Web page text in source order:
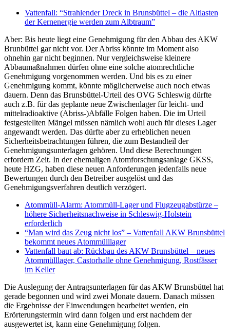
Vattenfall: “Strahlender Dreck in Brunsbüttel – die Altlasten
der Kernenergie werden zum Albtraum”
Aber: Bis heute liegt eine Genehmigung für den Abbau des AKW
Brunbüttel gar nicht vor. Der Abriss könnte im Moment also
ohnehin gar nicht beginnen. Nur vergleichsweise kleinere
Abbaumaßnahmen dürfen ohne eine solche atomrechtliche
Genehmigung vorgenommen werden. Und bis es zu einer
Genehmigung kommt, könnte möglicherweise auch noch etwas
dauern. Denn das Brunsbüttel-Urteil des OVG Schleswig dürfte
auch z.B. für das geplante neue Zwischenlager für leicht- und
mittelradioaktive (Abriss-)Abfälle Folgen haben. Die im Urteil
festgestellten Mängel müssen nämlich wohl auch für dieses Lager
angewandt werden. Das dürfte aber zu erheblichen neuen
Sicherheitsbetrachtungen führen, die zum Bestandteil der
Genehmigungsunterlagen gehören. Und diese Berechnungen
erfordern Zeit. In der ehemaligen Atomforschungsanlage GKSS,
heute HZG, haben diese neuen Anforderungen jedenfalls neue
Bewertungen durch den Betreiber ausgelöst und das
Genehmigungsverfahren deutlich verzögert.
Atommüll-Alarm: Atommüll-Lager und Flugzeugabstürze –
höhere Sicherheitsnachweise in Schleswig-Holstein
erforderlich
“Man wird das Zeug nicht los” – Vattenfall AKW Brunsbüttel
bekommt neues Atommülllager
Vattenfall baut ab: Rückbau des AKW Brunsbüttel – neues
Atommülllager, Castorhalle ohne Genehmigung, Rostfässer
im Keller
Die Auslegung der Antragsunterlagen für das AKW Brunsbüttel hat
gerade begonnen und wird zwei Monate dauern. Danach müssen
die Ergebnisse der Einwendungen bearbeitet werden, ein
Erörterungstermin wird dann folgen und erst nachdem der
ausgewertet ist, kann eine Genehmigung folgen.